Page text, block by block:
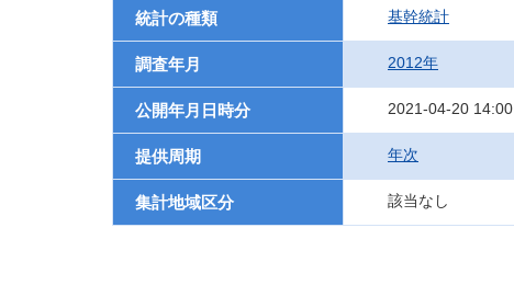
統計の種類 基幹統計
調査年月 2012年
公開年月日時分 2021-04-20 14:00
提供周期 年次
集計地域区分 該当なし